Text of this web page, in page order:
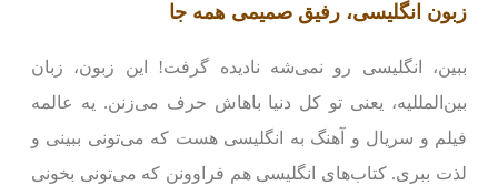
زبون انگلیسی، رفیق صمیمی همه جا
ببین، انگلیسی رو نمی‌شه نادیده گرفت! این زبون، زبان
بین‌المللیه، یعنی تو کل دنیا باهاش حرف می‌زنن. یه عالمه
فیلم و سریال و آهنگ به انگلیسی هست که می‌تونی ببینی و
لذت ببری. کتاب‌های انگلیسی هم فراوونن که می‌تونی بخونی